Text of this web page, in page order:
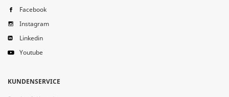
Facebook
Instagram
Linkedin
Youtube
KUNDENSERVICE